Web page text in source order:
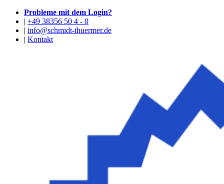
Probleme mit dem Login?
| +49 38356 50 4 - 0
| info@schmidt-thuermer.de
| Kontakt